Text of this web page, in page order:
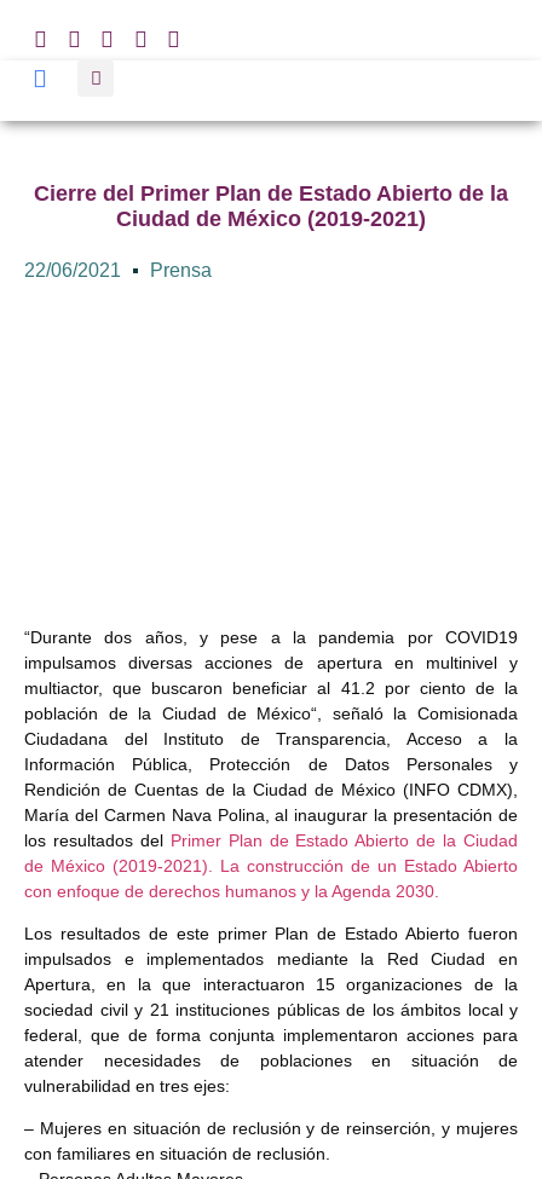
Cierre del Primer Plan de Estado Abierto de la
Ciudad de México (2019-2021)
22/06/2021 Prensa
“Durante dos años, y pese a la pandemia por COVID19
impulsamos diversas acciones de apertura en multinivel y
multiactor, que buscaron beneficiar al 41.2 por ciento de la
población de la Ciudad de México“, señaló la Comisionada
Ciudadana del Instituto de Transparencia, Acceso a la
Información Pública, Protección de Datos Personales y
Rendición de Cuentas de la Ciudad de México (INFO CDMX),
María del Carmen Nava Polina, al inaugurar la presentación de
los resultados del Primer Plan de Estado Abierto de la Ciudad
de México (2019-2021). La construcción de un Estado Abierto
con enfoque de derechos humanos y la Agenda 2030.
Los resultados de este primer Plan de Estado Abierto fueron
impulsados e implementados mediante la Red Ciudad en
Apertura, en la que interactuaron 15 organizaciones de la
sociedad civil y 21 instituciones públicas de los ámbitos local y
federal, que de forma conjunta implementaron acciones para
atender necesidades de poblaciones en situación de
vulnerabilidad en tres ejes:
– Mujeres en situación de reclusión y de reinserción, y mujeres
con familiares en situación de reclusión.